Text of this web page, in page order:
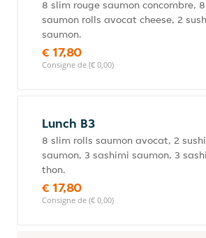
8 slim rouge saumon concombre, 8
saumon rolls avocat cheese, 2
saumon.
€ 17,80
Consigne de (€ 0,00)
Lunch B3
8 slim rolls saumon avocat, 2 sushi
saumon, 3 sashimi saumon, 3
thon.
€ 17,80
Consigne de (€ 0,00)